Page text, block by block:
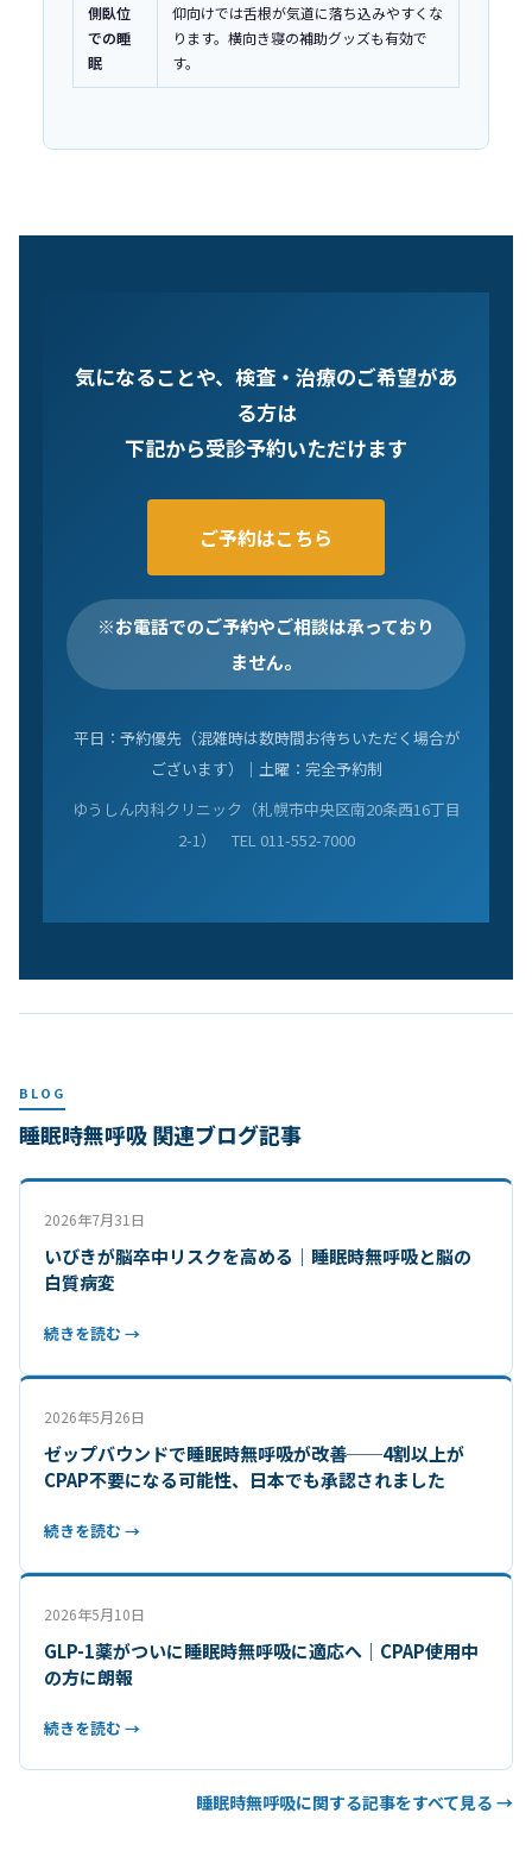
側臥位
での睡
眠
仰向けでは舌根が気道に落ち込みやすくな
ります。横向き寝の補助グッズも有効で
す。
気になることや、検査・治療のご希望があ
る方は
下記から受診予約いただけます
ご予約はこちら
※お電話でのご予約やご相談は承っており
ません。
平日：予約優先（混雑時は数時間お待ちいただく場合が
ございます）｜土曜：完全予約制
ゆうしん内科クリニック（札幌市中央区南20条西16丁目
2-1） TEL 011-552-7000
BLOG
睡眠時無呼吸 関連ブログ記事
2026年7月31日
いびきが脳卒中リスクを高める｜睡眠時無呼吸と脳の
白質病変
続きを読む →
2026年5月26日
ゼップバウンドで睡眠時無呼吸が改善──4割以上が
CPAP不要になる可能性、日本でも承認されました
続きを読む →
2026年5月10日
GLP-1薬がついに睡眠時無呼吸に適応へ｜CPAP使用中
の方に朗報
続きを読む →
睡眠時無呼吸に関する記事をすべて見る →